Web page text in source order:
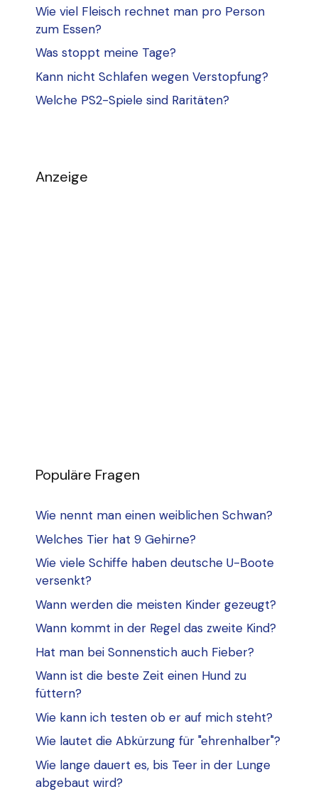
Wie viel Fleisch rechnet man pro Person
zum Essen?
Was stoppt meine Tage?
Kann nicht Schlafen wegen Verstopfung?
Welche PS2-Spiele sind Raritäten?
Anzeige
Populäre Fragen
Wie nennt man einen weiblichen Schwan?
Welches Tier hat 9 Gehirne?
Wie viele Schiffe haben deutsche U-Boote
versenkt?
Wann werden die meisten Kinder gezeugt?
Wann kommt in der Regel das zweite Kind?
Hat man bei Sonnenstich auch Fieber?
Wann ist die beste Zeit einen Hund zu
füttern?
Wie kann ich testen ob er auf mich steht?
Wie lautet die Abkürzung für "ehrenhalber"?
Wie lange dauert es, bis Teer in der Lunge
abgebaut wird?